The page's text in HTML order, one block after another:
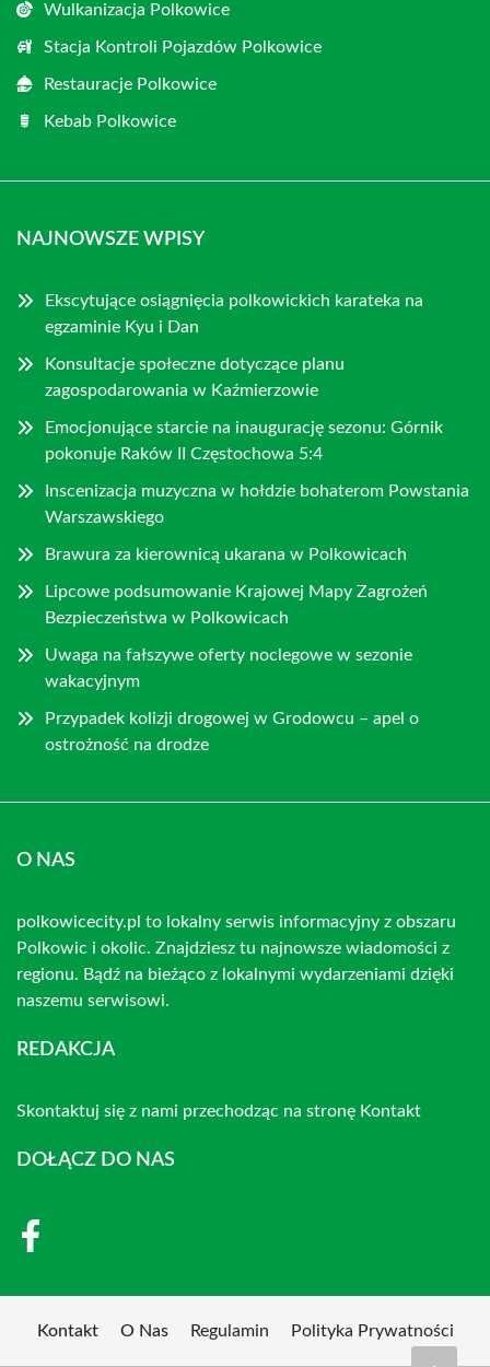
Wulkanizacja Polkowice
Stacja Kontroli Pojazdów Polkowice
Restauracje Polkowice
Kebab Polkowice
NAJNOWSZE WPISY
Ekscytujące osiągnięcia polkowickich karateka na
egzaminie Kyu i Dan
Konsultacje społeczne dotyczące planu
zagospodarowania w Kaźmierzowie
Emocjonujące starcie na inaugurację sezonu: Górnik
pokonuje Raków II Częstochowa 5:4
Inscenizacja muzyczna w hołdzie bohaterom Powstania
Warszawskiego
Brawura za kierownicą ukarana w Polkowicach
Lipcowe podsumowanie Krajowej Mapy Zagrożeń
Bezpieczeństwa w Polkowicach
Uwaga na fałszywe oferty noclegowe w sezonie
wakacyjnym
Przypadek kolizji drogowej w Grodowcu – apel o
ostrożność na drodze
O NAS
polkowicecity.pl to lokalny serwis informacyjny z obszaru
Polkowic i okolic. Znajdziesz tu najnowsze wiadomości z
regionu. Bądź na bieżąco z lokalnymi wydarzeniami dzięki
naszemu serwisowi.
REDAKCJA
Skontaktuj się z nami przechodząc na stronę Kontakt
DOŁĄCZ DO NAS
Kontakt O Nas Regulamin Polityka Prywatności